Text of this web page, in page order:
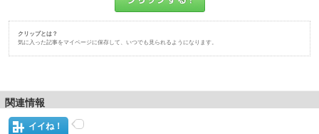
クリップとは？
気に入った記事をマイページに保存して、いつでも見られるようになります。
関連情報
イイね！